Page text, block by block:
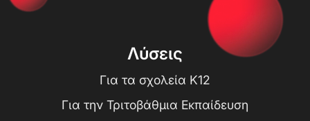
Λύσεις
Για τα σχολεία K12
Για την Τριτοβάθμια Εκπαίδευση